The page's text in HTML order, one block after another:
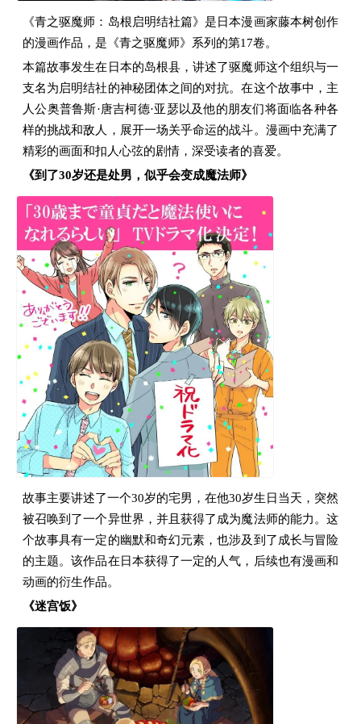
《青之驱魔师：岛根启明结社篇》是日本漫画家藤本树创作
的漫画作品，是《青之驱魔师》系列的第17卷。
本篇故事发生在日本的岛根县，讲述了驱魔师这个组织与一
支名为启明结社的神秘团体之间的对抗。在这个故事中，主
人公奥普鲁斯·唐吉柯德·亚瑟以及他的朋友们将面临各种各
样的挑战和敌人，展开一场关乎命运的战斗。漫画中充满了
精彩的画面和扣人心弦的剧情，深受读者的喜爱。
《到了30岁还是处男，似乎会变成魔法师》
故事主要讲述了一个30岁的宅男，在他30岁生日当天，突然
被召唤到了一个异世界，并且获得了成为魔法师的能力。这
个故事具有一定的幽默和奇幻元素，也涉及到了成长与冒险
的主题。该作品在日本获得了一定的人气，后续也有漫画和
动画的衍生作品。
《迷宫饭》